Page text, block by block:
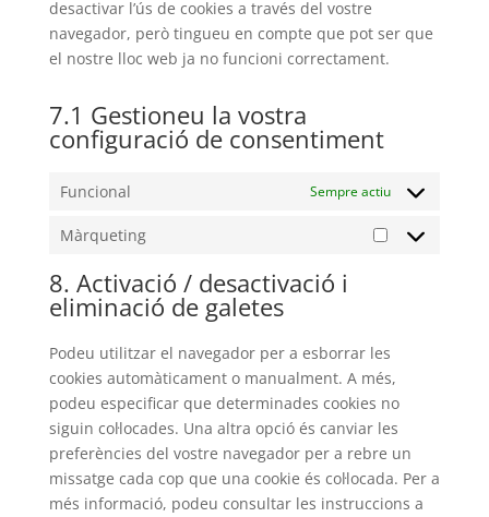
desactivar l’ús de cookies a través del vostre
navegador, però tingueu en compte que pot ser que
el nostre lloc web ja no funcioni correctament.
7.1 Gestioneu la vostra
configuració de consentiment
Funcional Sempre actiu
Màrqueting
Màrqueting
8. Activació / desactivació i
eliminació de galetes
Podeu utilitzar el navegador per a esborrar les
cookies automàticament o manualment. A més,
podeu especificar que determinades cookies no
siguin col·locades. Una altra opció és canviar les
preferències del vostre navegador per a rebre un
missatge cada cop que una cookie és col·locada. Per a
més informació, podeu consultar les instruccions a